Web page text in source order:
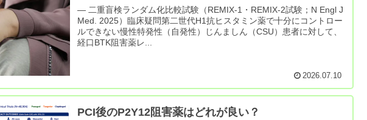
― 二重盲検ランダム化比較試験（REMIX-1・REMIX-2試験；N Engl J
Med. 2025）臨床疑問第二世代H1抗ヒスタミン薬で十分にコントロー
ルできない慢性特発性（自発性）じんましん（CSU）患者に対して、
経口BTK阻害薬レ...
2026.07.10
PCI後のP2Y12阻害薬はどれが良い？